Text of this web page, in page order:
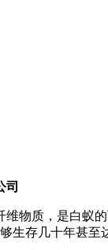
司
物质，是白蚁
生存几十年甚至